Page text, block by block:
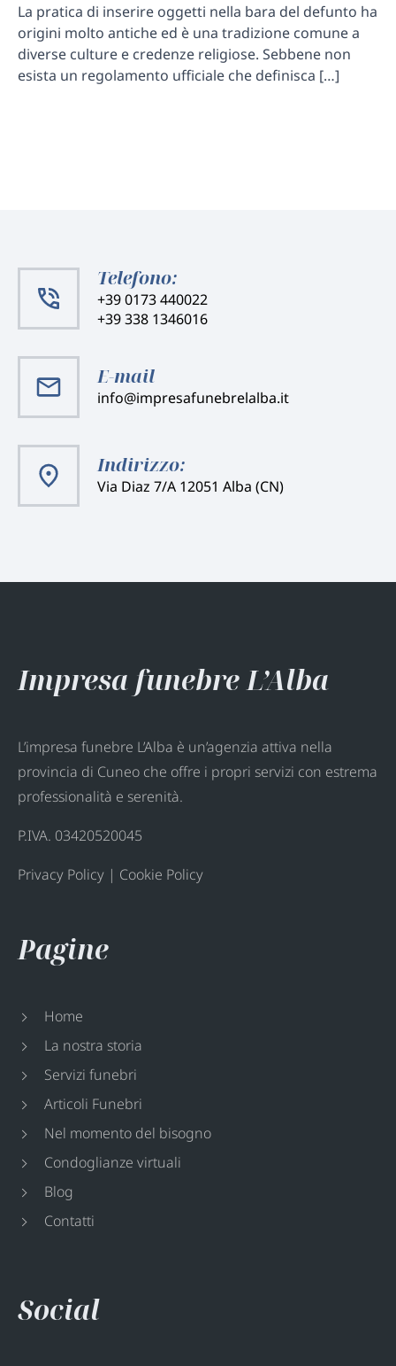
La pratica di inserire oggetti nella bara del defunto ha
origini molto antiche ed è una tradizione comune a
diverse culture e credenze religiose. Sebbene non
esista un regolamento ufficiale che definisca […]
Telefono:
+39 0173 440022
+39 338 1346016
E-mail
info@impresafunebrelalba.it
Indirizzo:
Via Diaz 7/A 12051 Alba (CN)
Impresa funebre L’Alba
L’impresa funebre L’Alba è un’agenzia attiva nella
provincia di Cuneo che offre i propri servizi con estrema
professionalità e serenità.
P.IVA. 03420520045
Privacy Policy | Cookie Policy
Pagine
Home
La nostra storia
Servizi funebri
Articoli Funebri
Nel momento del bisogno
Condoglianze virtuali
Blog
Contatti
Social